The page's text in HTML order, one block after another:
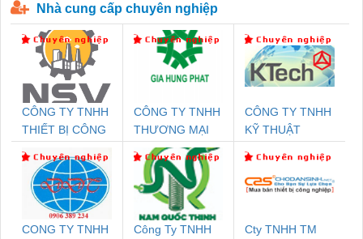
Nhà cung cấp chuyên nghiệp
CÔNG TY TNHH
THIẾT BỊ CÔNG
SETSUBI VIỆT
NAM
CÔNG TY TNHH
THƯƠNG MẠI
DỊCH VỤ KỸ
THUẬT ĐIỆN CƠ
GIA HƯNG
PHÁT
CÔNG TY TNHH
KỸ THUẬT
NAM
CONG TY TNHH
Công Ty TNHH
Cty TNHH TM